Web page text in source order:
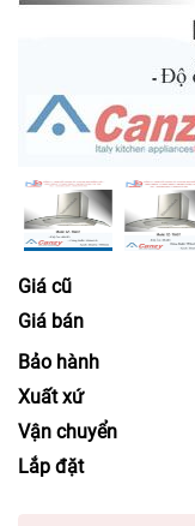
Giá cũ
Giá bán
Bảo hành
Xuất xứ
Vận chuyển
Lắp đặt